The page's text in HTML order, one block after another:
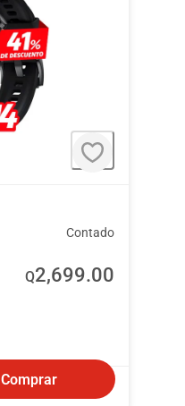
Contado
Q2,699.00
Comprar